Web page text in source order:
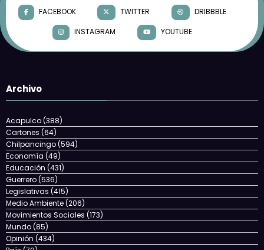
FACEBOOK TWITTER
DRIBBBLE
INSTAGRAM
YOUTUBE
Archivo
Acapulco(388)
Cartones (64)
Chilpancingo(594)
Economía (49)
Educación (431)
Guerrero(536)
Legislativas (415)
Medio Ambiente(206)
Movimientos Sociales (173)
Mundo(85)
Opinión (434)